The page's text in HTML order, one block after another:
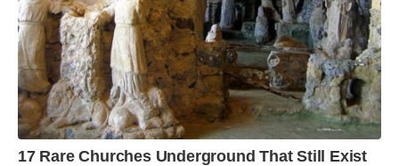
17 Rare Churches Underground That Still Exist